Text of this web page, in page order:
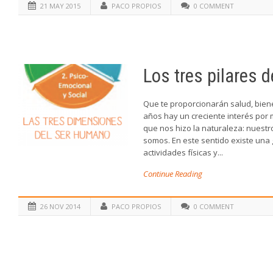
21 MAY 2015 PACO PROPIOS 0 COMMENT
Los tres pilares
Que te proporcionarán salud,
años hay un creciente interés por
que nos hizo la naturaleza:
somos. En este sentido existe
actividades físicas y...
Continue Reading
26 NOV 2014 PACO PROPIOS 0 COMMENT